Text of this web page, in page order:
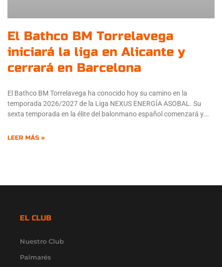
El Bathco BM Torrelavega
iniciará la liga en Alicante y
cerrará en Barcelona
El Bathco BM Torrelavega ha conocido hoy su camino en la
temporada 2026/2027 de la Liga NEXUS ENERGÍA ASOBAL. Su
sexta temporada en la élite del balonmano español comenzará y
LEER MÁS »
EL CLUB
Nuestro Club
Palmarés